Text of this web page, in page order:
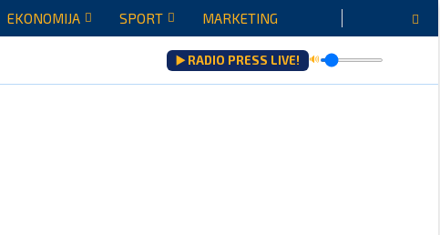
EKONOMIJA SPORT MARKETING
▶️ RADIO PRESS LIVE! 🔊